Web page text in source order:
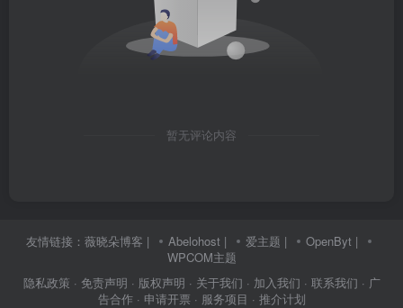
暂无评论内容
友情链接： 薇晓朵博客 | Abelohost | 爱主题 | OpenByt |
WPCOM主题
隐私政策 · 免责声明 · 版权声明 · 关于我们 · 加入我们 · 联系我们 · 广
告合作 · 申请开票 · 服务项目 · 推介计划